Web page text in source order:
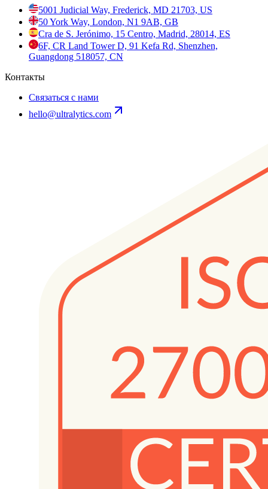
5001 Judicial Way, Frederick, MD 21703, US
50 York Way, London, N1 9AB, GB
Cra de S. Jerónimo, 15 Centro, Madrid, 28014, ES
6F, CR Land Tower D, 91 Kefa Rd, Shenzhen,
Guangdong 518057, CN
Контакты
Связаться с нами
hello@ultralytics.com